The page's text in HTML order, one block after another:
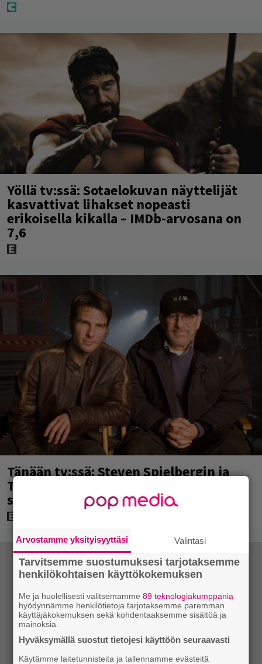
Yöllä tv:ssä: Sotaelokuvan näyttelijät
kasvattivat lihakset nopeasti
erikoisella kikalla – IMDb-arvosana on
7,6
Tänään tv:ssä: Steven Spielbergin ja
Tom Cruisen kaveruus loppui 21 vuotta
sitten – Syynä Cruisen nolo käytös
Arvostamme yksityisyyttäsi Valintasi
Tarvitsemme suostumuksesi tarjotaksemme
henkilökohtaisen käyttökokemuksen
Me ja huolellisesti valitsemamme89 teknologiakumppania
hyödynnämme henkilötietoja tarjotaksemme paremman
käyttäjäkokemuksen sekä kohdentaaksemme sisältöä ja
mainoksia.
Hyväksymällä suostut tietojesi käyttöön seuraavasti
Käytämme laitetunnisteita ja tallennamme evästeitä